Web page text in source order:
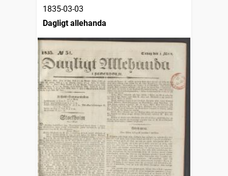
1835-03-03
Dagligt allehanda